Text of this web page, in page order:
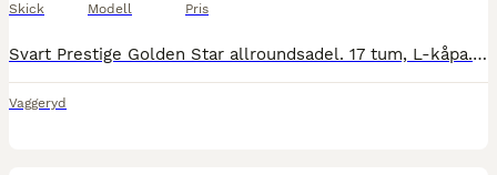
Skick Modell Pris
Svart Prestige Golden Star allroundsadel. 17 tum, L-kåpa. Bomvidd 37, nyligen omvärmd från 35. Ullstoppad, jämn och fin i stoppningen. Fint skick för sadelns ålder, inga större skavanker. Passar en r
Vaggeryd